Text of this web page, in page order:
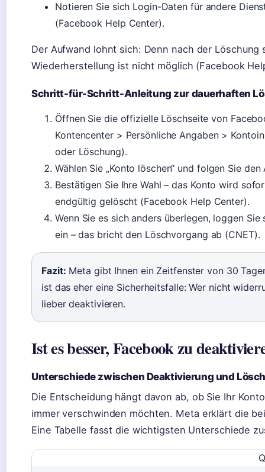
Notieren Sie sich Login-Daten für andere
(Facebook Help Center).
Der Aufwand lohnt sich: Denn nach der
Wiederherstellung ist nicht möglich (Facebook
Schritt-für-Schritt-Anleitung zur dauerhaften
Öffnen Sie die offizielle Löschseite von
Kontencenter > Persönliche Angaben >
oder Löschung).
Wählen Sie „Konto löschen“ und folgen Sie
Bestätigen Sie Ihre Wahl – das Konto wird
endgültig gelöscht (Facebook Help Center).
Wenn Sie es sich anders überlegen, loggen
ein – das bricht den Löschvorgang ab (CNET).
Fazit: Meta gibt Ihnen ein Zeitfenster von 30
ist das eher eine Sicherheitsfalle: Wer nicht
lieber deaktivieren.
Ist es besser, Facebook zu
Unterschiede zwischen Deaktivierung und
Die Entscheidung hängt davon ab, ob Sie Ihr
immer verschwinden möchten. Meta erklärt die
Eine Tabelle fasst die wichtigsten Unterschiede